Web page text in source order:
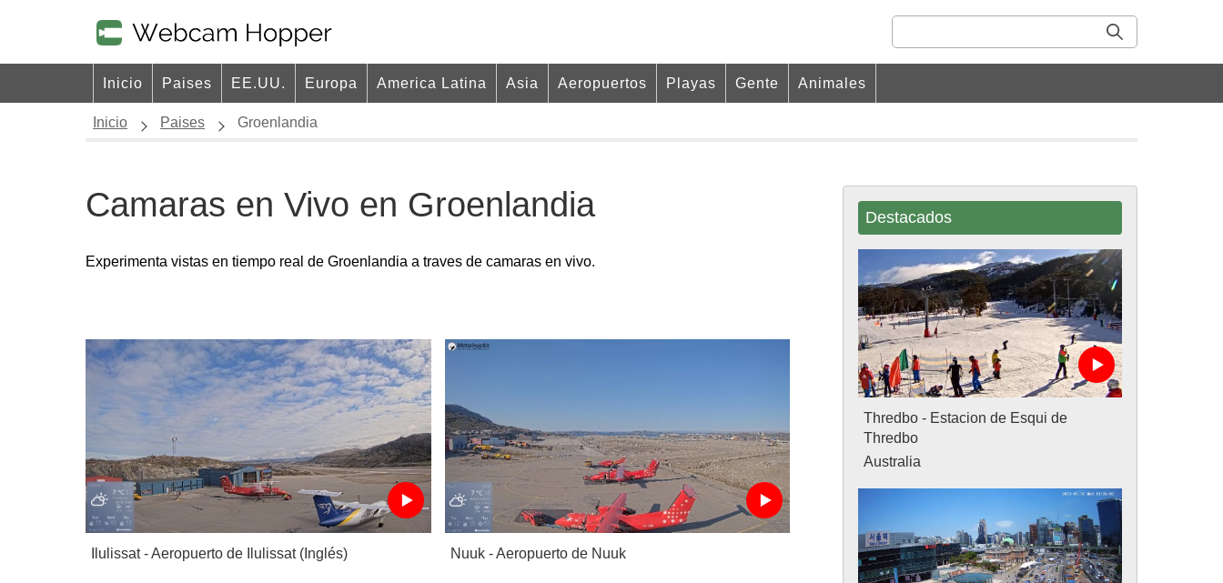
Inicio Paises EE.UU. Europa America Latina Asia Aeropuertos Playas Gente Animales
Inicio Paises Groenlandia
Camaras en Vivo en Groenlandia
Experimenta vistas en tiempo real de Groenlandia a traves de camaras en vivo.
Ilulissat - Aeropuerto de Ilulissat (Inglés) Nuuk - Aeropuerto de Nuuk
Destacados
Thredbo - Estacion de Esqui de
Thredbo
Australia